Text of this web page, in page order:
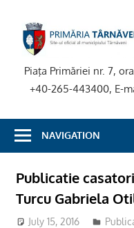
content
Piaţa Primăriei nr. 7,
+40-265-443400, E-
NAVIGATION
Publicatie
Turcu Gabriela
July 15, 2016